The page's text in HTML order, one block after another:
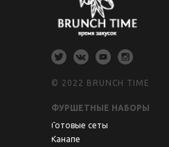
ФУРШЕТНЫЕ НАБОРЫ
© 2022 BRUNCH TIME
Готовые сеты
Канапе